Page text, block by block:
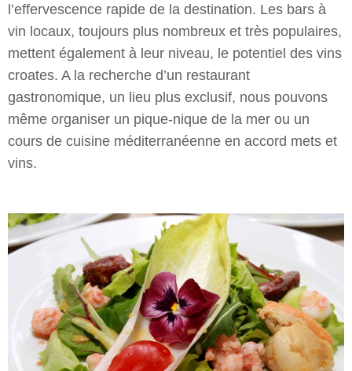
l’effervescence rapide de la destination. Les bars à
vin locaux, toujours plus nombreux et très populaires,
mettent également à leur niveau, le potentiel des vins
croates. A la recherche d’un restaurant
gastronomique, un lieu plus exclusif, nous pouvons
même organiser un pique-nique de la mer ou un
cours de cuisine méditerranéenne en accord mets et
vins.